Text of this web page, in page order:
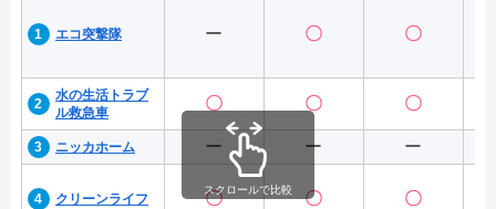
エコ突撃隊 ー 〇 〇
水の生活トラブ
ル救急車
〇 〇 〇
ニッカホーム ー ー ー
クリーンライフ 〇 〇 〇
スクロールで比較